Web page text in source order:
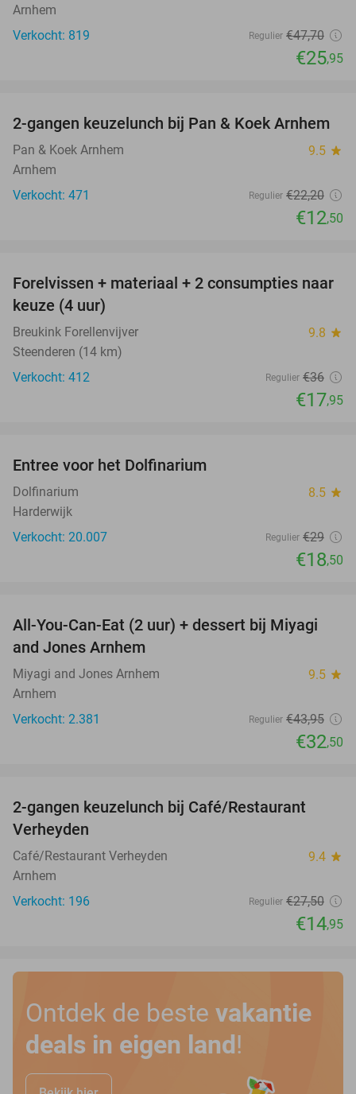
Arnhem
Verkocht: 819
Regulier €47,70
€25,95
44%
2-gangen keuzelunch bij Pan & Koek Arnhem
Pan & Koek Arnhem 9.5 star
Arnhem
Verkocht: 471
Regulier €22,20
€12,50
50%
Forelvissen + materiaal + 2 consumpties naar
keuze (4 uur)
Breukink Forellenvijver 9.8 star
Steenderen (14 km)
Verkocht: 412
Regulier €36
€17,95
Entree voor het Dolfinarium
Dolfinarium 8.5 star
Harderwijk
Verkocht: 20.007
Regulier €29
€18,50
26%
All-You-Can-Eat (2 uur) + dessert bij Miyagi
and Jones Arnhem
Miyagi and Jones Arnhem 9.5 star
Arnhem
Verkocht: 2.381
Regulier €43,95
€32,50
2-gangen keuzelunch bij Café/Restaurant
Verheyden
Café/Restaurant Verheyden 9.4 star
Arnhem
Verkocht: 196
Regulier €27,50
€14,95
Ontdek de beste vakantie
deals in eigen land!